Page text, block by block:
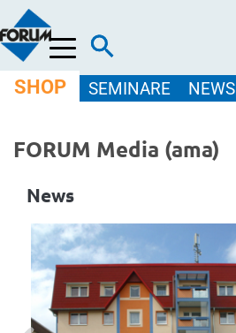
Menü
SHOP SEMINARE NEWS
FORUM Media (ama)
News
Previous